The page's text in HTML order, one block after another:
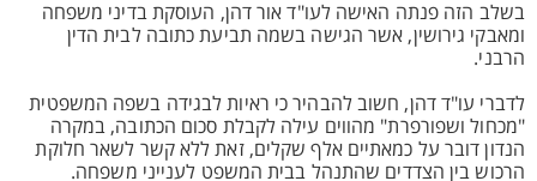
בשלב הזה פנתה האישה לעו"ד אור דהן, העוסקת בדיני משפחה
ומאבקי גירושין, אשר הגישה בשמה תביעת כתובה לבית הדין
הרבני.
לדברי עו"ד דהן, חשוב להבהיר כי ראיות לבגידה בשפה המשפטית
"מכחול ושפורפרת" מהווים עילה לקבלת סכום הכתובה, במקרה
הנדון דובר על כמאתיים אלף שקלים, זאת ללא קשר לשאר חלוקת
הרכוש בין הצדדים שהתנהל בבית המשפט לענייני משפחה.